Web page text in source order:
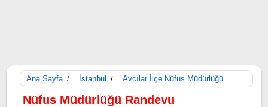
Ana Sayfa / İstanbul / Avcılar İlçe Nüfus Müdürlüğü
Nüfus Müdürlüğü Randevu